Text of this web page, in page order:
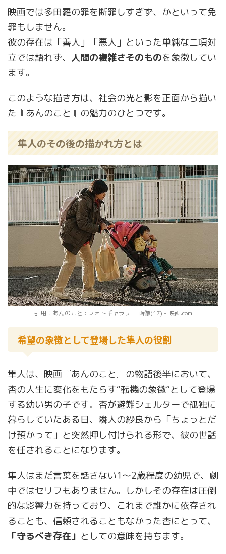
映画では多田羅の罪を断罪しすぎず、かといって免
罪もしません。
彼の存在は「善人」「悪人」といった単純な二項対
立では語れず、 人間の複雑さそのものを象徴してい
ます。
このような描き方は、社会の光と影を正面から描い
た『あんのこと』の魅力のひとつです。
隼人のその後の描かれ方とは
引用： あんのこと : フォトギャラリー 画像(17) - 映画.com
希望の象徴として登場した隼人の役割
隼人は、映画『あんのこと』の物語後半において、
杏の人生に変化をもたらす“転機の象徴”として登場
する幼い男の子です。杏が避難シェルターで孤独に
暮らしていたある日、隣人の紗良から「ちょっとだ
け預かって」と突然押し付けられる形で、彼の世話
を任されることになります。
隼人はまだ言葉を話さない1～2歳程度の幼児で、劇
中ではセリフもありません。しかしその存在は圧倒
的な影響力を持っており、これまで誰かに依存され
ることも、信頼されることもなかった杏にとって、
「守るべき存在」 としての意味を持ちます。